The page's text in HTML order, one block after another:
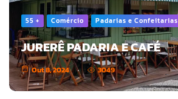
55 + Comércio Padarias e Confeitarias
JURERÊ PADARIA E CAFÉ
Out 8, 2024 3049